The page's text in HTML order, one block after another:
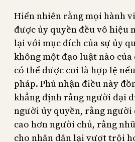
Hiển nhiên rằng mọi hành
được ủy quyền đều vô hiệu
lại với mục đích của sự ủy
không một đạo luật nào của
có thể được coi là hợp lệ
pháp. Phủ nhận điều này
khẳng định rằng người đại
người ủy quyền, rằng
cao hơn người chủ, rằng
cho nhân dân lại vượt trội